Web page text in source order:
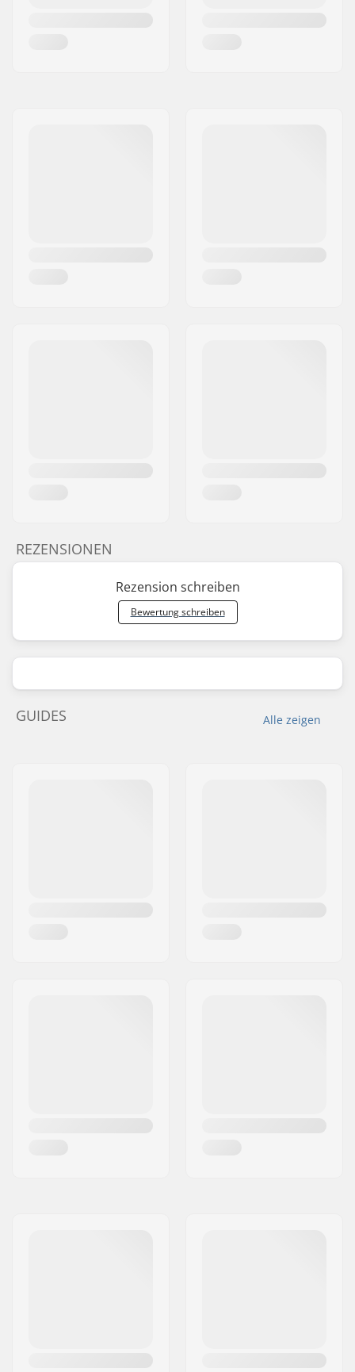
REZENSIONEN
Rezension schreiben
Bewertung schreiben
Alle zeigen
GUIDES